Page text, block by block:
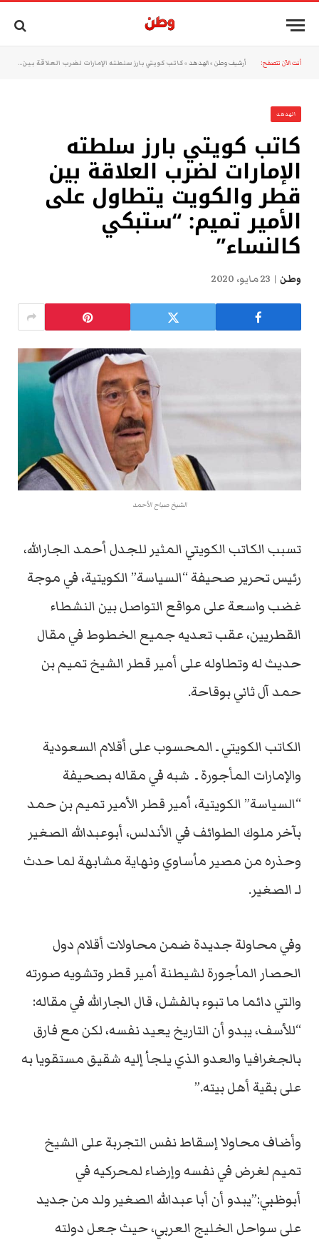
أنت الآن تتصفح: أرشيف وطن »الهدهد »كاتب كويتي بارز سلطته الإمارات لضرب العلاقة بين قطر والكويت يتطاول على الأمير تميم: “ستبكي كالنساء”
الهدهد
كاتب كويتي بارز سلطته
الإمارات لضرب العلاقة بين
قطر والكويت يتطاول على
الأمير تميم: “ستبكي
كالنساء”
وطن 23 مايو، 2020
الشيخ صباح الأحمد
تسبب الكاتب الكويتي المثير للجدل أحمد الجارالله،
رئيس تحرير صحيفة “السياسة” الكويتية، في موجة
غضب واسعة على مواقع التواصل بين النشطاء
القطريين، عقب تعديه جميع الخطوط في مقال
حديث له وتطاوله على أمير قطر الشيخ تميم بن
حمد آل ثاني بوقاحة.
الكاتب الكويتي ـ المحسوب على أقلام السعودية
والإمارات المأجورة ـ شبه في مقاله بصحيفة
“السياسة” الكويتية، أمير قطر الأمير تميم بن حمد
بآخر ملوك الطوائف في الأندلس، أبوعبدالله الصغير
وحذره من مصير مأساوي ونهاية مشابهة لما حدث
لـ الصغير.
وفي محاولة جديدة ضمن محاولات أقلام دول
الحصار المأجورة لشيطنة أمير قطر وتشويه صورته
والتي دائما ما تبوء بالفشل، قال الجارالله في مقاله:
“للأسف، يبدو أن التاريخ يعيد نفسه، لكن مع فارق
بالجغرافيا والعدو الذي يلجأ إليه شقيق مستقويا به
على بقية أهل بيته.”
وأضاف محاولا إسقاط نفس التجربة على الشيخ
تميم لغرض في نفسه وإرضاء لمحركيه في
أبوظبي:”يبدو أن أبا عبدالله الصغير ولد من جديد
على سواحل الخليج العربي، حيث جعل دولته